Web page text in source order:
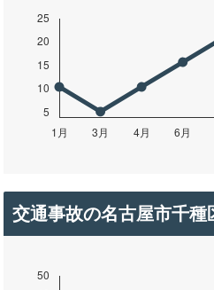
交通事故の名古屋市千種